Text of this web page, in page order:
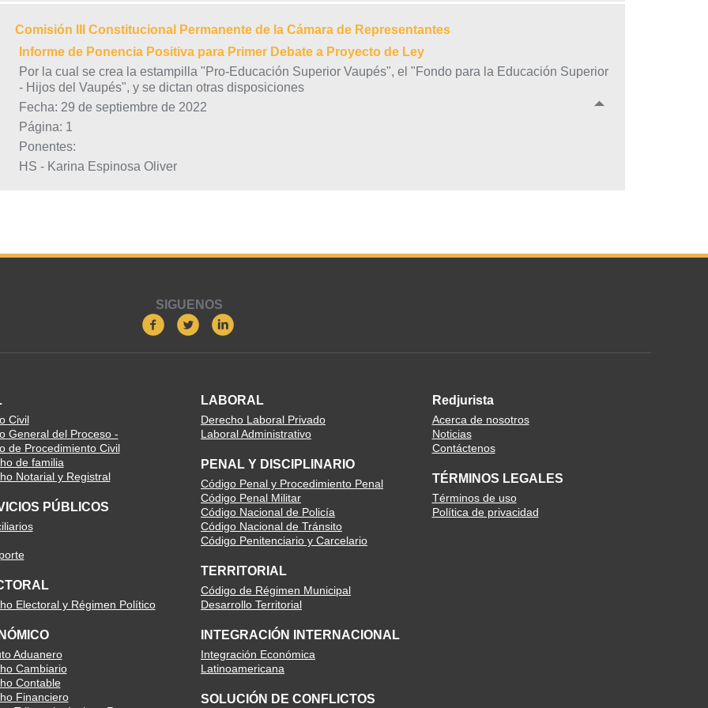
Comisión III Constitucional Permanente de la Cámara de Representantes
Informe de Ponencia Positiva para Primer Debate a Proyecto de Ley
Por la cual se crea la estampilla "Pro-Educación Superior Vaupés", el "Fondo para la Educación Superior
- Hijos del Vaupés", y se dictan otras disposiciones
Fecha: 29 de septiembre de 2022
Página: 1
Ponentes:
HS - Karina Espinosa Oliver
SIGUENOS
Civil
General del Proceso -
de Procedimiento Civil
de familia
Notarial y Registral
PÚBLICOS
Electoral y Régimen Político
Aduanero
Cambiario
Contable
Financiero
LABORAL
Derecho Laboral Privado
Laboral Administrativo
PENAL Y DISCIPLINARIO
Código Penal y Procedimiento Penal
Código Penal Militar
Código Nacional de Policía
Código Nacional de Tránsito
Código Penitenciario y Carcelario
TERRITORIAL
Código de Régimen Municipal
Desarrollo Territorial
INTEGRACIÓN INTERNACIONAL
Integración Económica
Latinoamericana
SOLUCIÓN DE CONFLICTOS
Redjurista
Acerca de nosotros
Noticias
Contáctenos
TÉRMINOS LEGALES
Términos de uso
Política de privacidad